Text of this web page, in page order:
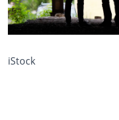
iStock